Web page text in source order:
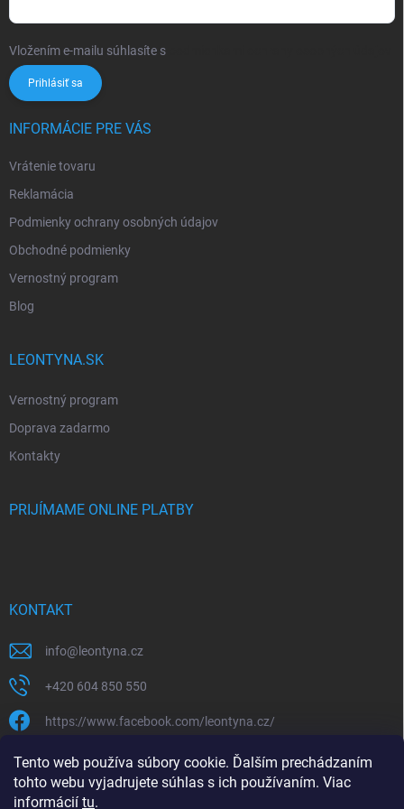
Tento web používa súbory cookie. Ďalším prechádzaním
tohto webu vyjadrujete súhlas s ich používaním. Viac
informácií tu.
Vložením e-mailu súhlasíte s
Prihlásiť sa
INFORMÁCIE PRE VÁS
Vrátenie tovaru
Reklamácia
Podmienky ochrany osobných údajov
Obchodné podmienky
Vernostný program
Blog
LEONTYNA.SK
Vernostný program
Doprava zadarmo
Kontakty
PRIJÍMAME ONLINE PLATBY
KONTAKT
info@ leontyna.cz
+420 604 850 550
https://www.facebook.com/leontyna.cz/
leontyna.cz
@leontyna.cz